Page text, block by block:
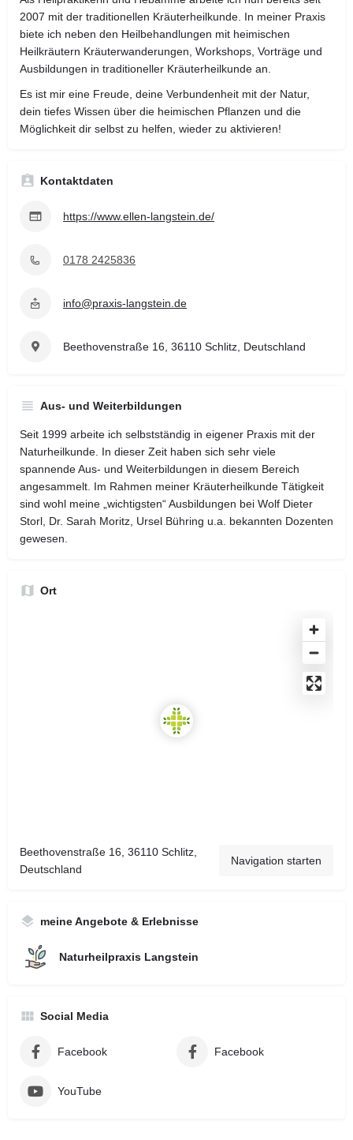
2007 mit der traditionellen Kräuterheilkunde. In meiner Praxis
biete ich neben den Heilbehandlungen mit heimischen
Heilkräutern Kräuterwanderungen, Workshops, Vorträge und
Ausbildungen in traditioneller Kräuterheilkunde an.
Es ist mir eine Freude, deine Verbundenheit mit der Natur,
dein tiefes Wissen über die heimischen Pflanzen und die
Möglichkeit dir selbst zu helfen, wieder zu aktivieren!
Kontaktdaten
https://www.ellen-langstein.de/
0178 2425836
info@praxis-langstein.de
Beethovenstraße 16, 36110 Schlitz, Deutschland
Aus- und Weiterbildungen
Seit 1999 arbeite ich selbstständig in eigener Praxis mit der
Naturheilkunde. In dieser Zeit haben sich sehr viele
spannende Aus- und Weiterbildungen in diesem Bereich
angesammelt. Im Rahmen meiner Kräuterheilkunde Tätigkeit
sind wohl meine „wichtigsten“ Ausbildungen bei Wolf Dieter
Storl, Dr. Sarah Moritz, Ursel Bühring u.a. bekannten Dozenten
gewesen.
Ort
Beethovenstraße 16, 36110 Schlitz,
Deutschland
Navigation starten
meine Angebote & Erlebnisse
Naturheilpraxis Langstein
Social Media
Facebook Facebook
YouTube